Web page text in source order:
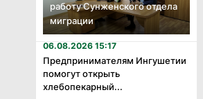
работу Сунженского отдела
миграции
06.08.2026 15:17
Предпринимателям Ингушетии
помогут открыть
хлебопекарный...